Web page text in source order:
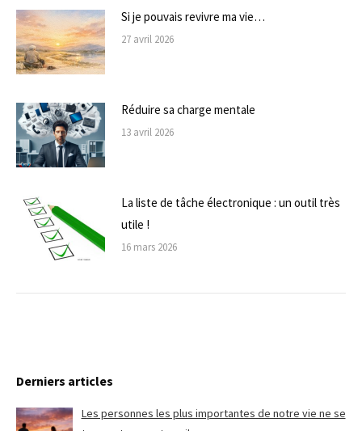
Si je pouvais revivre ma vie…
27 avril 2026
Réduire sa charge mentale
13 avril 2026
La liste de tâche électronique : un outil très
utile !
16 mars 2026
Derniers articles
Les personnes les plus importantes de notre vie ne se